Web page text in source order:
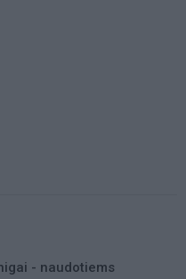
- naudotiems